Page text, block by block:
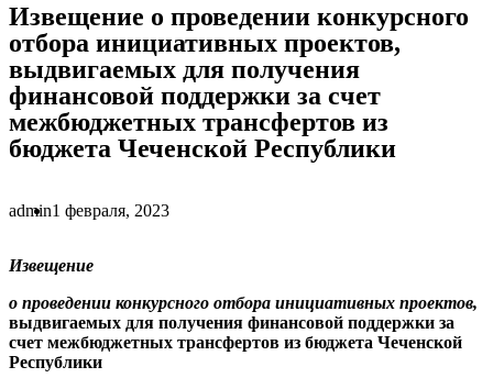
Извещение о проведении конкурсного
отбора инициативных проектов,
выдвигаемых для получения
финансовой поддержки за счет
межбюджетных трансфертов из
бюджета Чеченской Республики
admin1 февраля, 2023
Извещение
о проведении конкурсного отбора инициативных проектов,
выдвигаемых для получения финансовой поддержки за
счет межбюджетных трансфертов из бюджета Чеченской
Республики